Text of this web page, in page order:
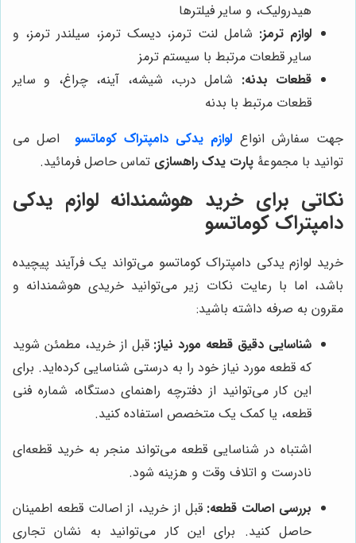
هیدرولیک، و سایر فیلترها
لوازم ترمز: شامل لنت ترمز، دیسک ترمز، سیلندر ترمز، و
سایر قطعات مرتبط با سیستم ترمز
قطعات بدنه: شامل درب، شیشه، آینه، چراغ، و سایر
قطعات مرتبط با بدنه
جهت سفارش انواع لوازم یدکی دامپتراک کوماتسو
اصل می
توانید با مجموعۀ پارت یدک راهسازی تماس حاصل فرمائید.
نکاتی برای خرید هوشمندانه لوازم یدکی
دامپتراک کوماتسو
خرید لوازم یدکی دامپتراک کوماتسو می‌تواند یک فرآیند پیچیده
باشد، اما با رعایت نکات زیر می‌توانید خریدی هوشمندانه و
مقرون به صرفه داشته باشید:
شناسایی دقیق قطعه مورد نیاز: قبل از خرید، مطمئن شوید
که قطعه مورد نیاز خود را به درستی شناسایی کرده‌اید. برای
این کار می‌توانید از دفترچه راهنمای دستگاه، شماره فنی
قطعه، یا کمک یک متخصص استفاده کنید.
اشتباه در شناسایی قطعه می‌تواند منجر به خرید قطعه‌ای
نادرست و اتلاف وقت و هزینه شود.
بررسی اصالت قطعه: قبل از خرید، از اصالت قطعه اطمینان
حاصل کنید. برای این کار می‌توانید به نشان تجاری